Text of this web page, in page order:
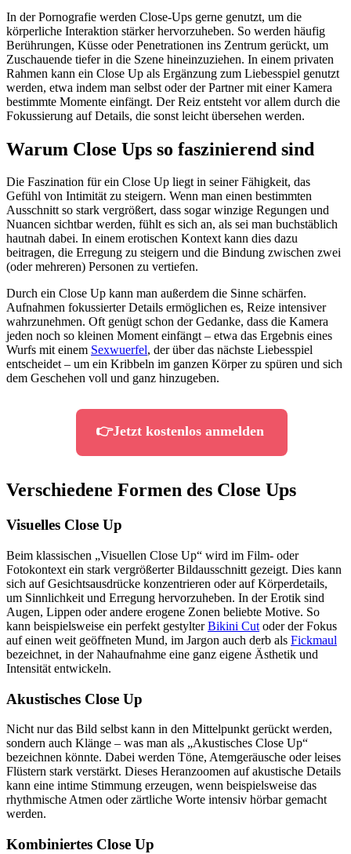
In der Pornografie werden Close-Ups gerne genutzt, um die
körperliche Interaktion stärker hervorzuheben. So werden häufig
Berührungen, Küsse oder Penetrationen ins Zentrum gerückt, um
Zuschauende tiefer in die Szene hineinzuziehen. In einem privaten
Rahmen kann ein Close Up als Ergänzung zum Liebesspiel genutzt
werden, etwa indem man selbst oder der Partner mit einer Kamera
bestimmte Momente einfängt. Der Reiz entsteht vor allem durch die
Fokussierung auf Details, die sonst leicht übersehen werden.
Warum Close Ups so faszinierend sind
Die Faszination für ein Close Up liegt in seiner Fähigkeit, das
Gefühl von Intimität zu steigern. Wenn man einen bestimmten
Ausschnitt so stark vergrößert, dass sogar winzige Regungen und
Nuancen sichtbar werden, fühlt es sich an, als sei man buchstäblich
hautnah dabei. In einem erotischen Kontext kann dies dazu
beitragen, die Erregung zu steigern und die Bindung zwischen zwei
(oder mehreren) Personen zu vertiefen.
Durch ein Close Up kann man außerdem die Sinne schärfen.
Aufnahmen fokussierter Details ermöglichen es, Reize intensiver
wahrzunehmen. Oft genügt schon der Gedanke, dass die Kamera
jeden noch so kleinen Moment einfängt – etwa das Ergebnis eines
Wurfs mit einem Sexwuerfel, der über das nächste Liebesspiel
entscheidet – um ein Kribbeln im ganzen Körper zu spüren und sich
dem Geschehen voll und ganz hinzugeben.
👉Jetzt kostenlos anmelden
Verschiedene Formen des Close Ups
Visuelles Close Up
Beim klassischen „Visuellen Close Up“ wird im Film- oder
Fotokontext ein stark vergrößerter Bildausschnitt gezeigt. Dies kann
sich auf Gesichtsausdrücke konzentrieren oder auf Körperdetails,
um Sinnlichkeit und Erregung hervorzuheben. In der Erotik sind
Augen, Lippen oder andere erogene Zonen beliebte Motive. So
kann beispielsweise ein perfekt gestylterBikini Cut oder der Fokus
auf einen weit geöffneten Mund, im Jargon auch derb als Fickmaul
bezeichnet, in der Nahaufnahme eine ganz eigene Ästhetik und
Intensität entwickeln.
Akustisches Close Up
Nicht nur das Bild selbst kann in den Mittelpunkt gerückt werden,
sondern auch Klänge – was man als „Akustisches Close Up“
bezeichnen könnte. Dabei werden Töne, Atemgeräusche oder leises
Flüstern stark verstärkt. Dieses Heranzoomen auf akustische Details
kann eine intime Stimmung erzeugen, wenn beispielsweise das
rhythmische Atmen oder zärtliche Worte intensiv hörbar gemacht
werden.
Kombiniertes Close Up